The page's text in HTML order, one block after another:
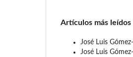
Artículos más
José Luis
José Luis